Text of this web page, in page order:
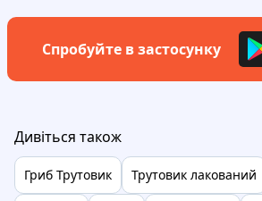
Спробуйте в застосунку
Дивіться також
Гриб Трутовик Трутовик лакований